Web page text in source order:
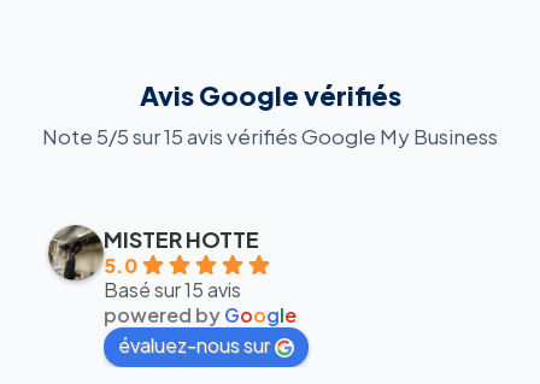
Avis Google vérifiés
Note 5/5 sur 15 avis vérifiés Google My Business
MISTER HOTTE
5.0
Basé sur 15 avis
powered byGoogle
évaluez-nous sur